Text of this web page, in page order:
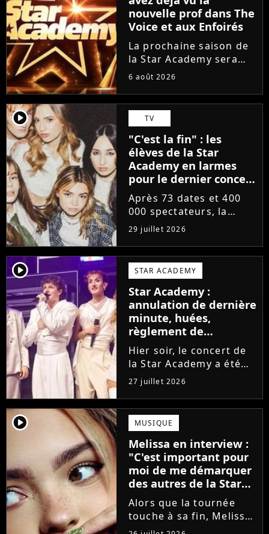
nouvelle prof dans The
Voice et aux Enfoirés
La prochaine saison de
la Star Academy sera
incarnée par une
professeurs après les
départs annoncés de
Michael Goldman, Lucie
Bernardoni et Marlène
Schaff. La...
6 août 2026
player2 TV
"C'est la fin" : les
élèves de la Star
Academy en larmes
pour le dernier concert
de la tournée
Après 73 dates et 400
000 spectateurs, la
tournée de la Star
Academy vient de se
terminer dans les
larmes. Sur les réseaux
sociaux, les élèves
adressent un dernier
message au public...
29 juillet 2026
player2 STAR ACADEMY
Star Academy :
annulation de dernière
minute, huées,
règlement de
comptes... Que s'est-il
passé au concert de
Bayonne hier soir ?
Hier soir, le concert de
la Star Academy a été
mouvementé. Quelques
minutes avant le show,
trois élèves ont
annoncé ne pas vouloir
monter sur scène pour
des raisons politiques.
Leur...
27 juillet 2026
player2 MUSIQUE
Melissa en interview :
"C'est important pour
moi de me démarquer
des autres de la Star
Academy"
Alors que la tournée
touche à sa fin, Melissa
se confie en interview